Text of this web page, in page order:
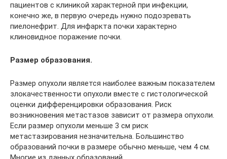
пациентов с клиникой характерной при инфекции,
конечно же, в первую очередь нужно подозревать
пиелонефрит. Для инфаркта почки характерно
клиновидное поражение почки.
Размер образования.
Размер опухоли является наиболее важным показателем
злокачественности опухоли вместе с гистологической
оценки дифференцировки образования. Риск
возникновения метастазов зависит от размера опухоли.
Если размер опухоли меньше 3 см риск
метастазирования незначительна. Большинство
образований почки в размере обычно меньше, чем 4 см.